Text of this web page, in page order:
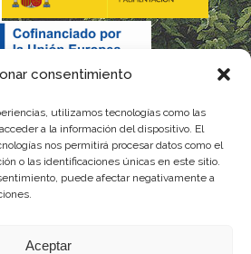
consentimiento
utilizamos tecnologías como las
a la información del dispositivo. El
nos permitirá procesar datos como el
o las identificaciones únicas en este sitio.
puede afectar negativamente a
Aceptar
realizada por este Consejo
parcialmente, por el Gobierno de
Canarias